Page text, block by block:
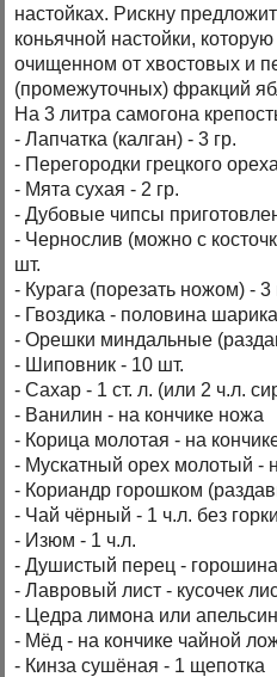
настойках. Рискну
коньячной настойки,
очищенном от хвостовых и
(промежуточных) фракций
На 3 литра самогона
- Лапчатка (калган) - 3 гр.
- Перегородки грецкого
- Мята сухая - 2 гр.
- Дубовые чипсы
- Чернослив (можно с
шт.
- Курага (порезать ножом) -
- Гвоздика - половина
- Орешки миндальные
- Шиповник - 10 шт.
- Сахар - 1 ст. л. (или 2 ч.л.
- Ванилин - на кончике ножа
- Корица молотая - на
- Мускатный орех молотый -
- Кориандр горошком
- Чай чёрный - 1 ч.л. без горки
- Изюм - 1 ч.л.
- Душистый перец -
- Лавровый лист - кусочек
- Цедра лимона или
- Мёд - на кончике чайной
- Кинза сушёная - 1 щепотка